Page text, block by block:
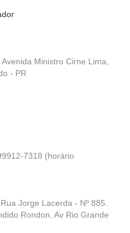
Ministro Cirne Lima,
- PR
7318 (horário
Jorge Lacerda - Nº 885.
Rondon, Av Rio Grande